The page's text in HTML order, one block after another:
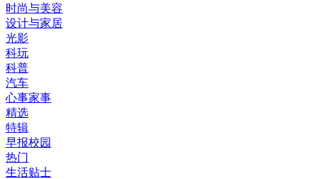
时尚与美容
设计与家居
光影
科玩
科普
汽车
心事家事
精选
特辑
早报校园
热门
生活贴士